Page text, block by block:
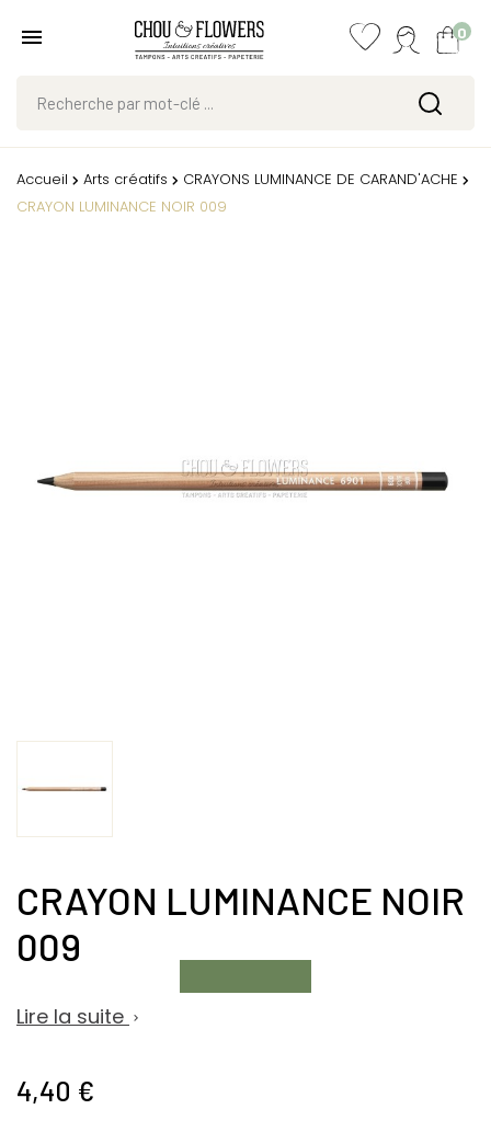
0
Accueil Arts créatifs
CRAYONS LUMINANCE DE CARAND'ACHE
CRAYON LUMINANCE NOIR 009
CRAYON LUMINANCE NOIR
009
Lire la suite 
4,40 €